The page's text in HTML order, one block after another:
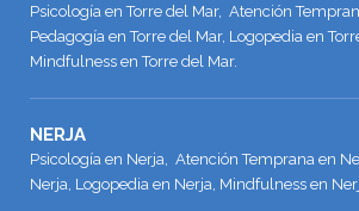
Psicología en Torre del Mar, Atención
Pedagogía en Torre del Mar, Logopedia en
Mindfulness en Torre del Mar.
NERJA
Psicología en Nerja, Atención Temprana en
Nerja, Logopedia en Nerja, Mindfulness en